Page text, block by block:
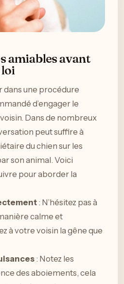
amiables avant
loi
dans une procédure
d’engager le
Dans de nombreux
peut suffire à
du chien sur les
son animal. Voici
pour aborder la
: N’hésitez pas à
calme et
à votre voisin la gêne que
: Notez les
des aboiements, cela